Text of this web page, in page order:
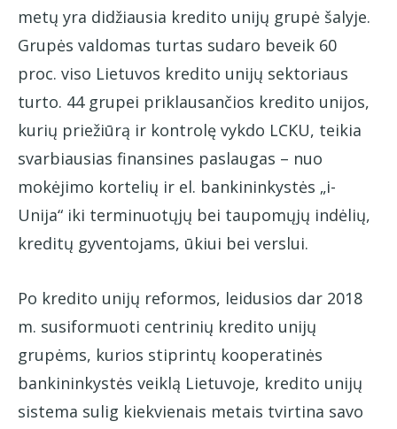
metų yra didžiausia kredito unijų grupė šalyje.
Grupės valdomas turtas sudaro beveik 60
proc. viso Lietuvos kredito unijų sektoriaus
turto. 44 grupei priklausančios kredito unijos,
kurių priežiūrą ir kontrolę vykdo LCKU, teikia
svarbiausias finansines paslaugas – nuo
mokėjimo kortelių ir el. bankininkystės „i-
Unija“ iki terminuotųjų bei taupomųjų indėlių,
kreditų gyventojams, ūkiui bei verslui.
Po kredito unijų reformos, leidusios dar 2018
m. susiformuoti centrinių kredito unijų
grupėms, kurios stiprintų kooperatinės
bankininkystės veiklą Lietuvoje, kredito unijų
sistema sulig kiekvienais metais tvirtina savo